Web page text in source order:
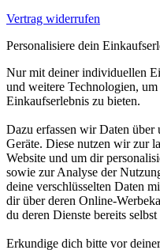
Vertrag widerrufen
Personalisiere dein
Nur mit deiner individuellen
und weitere Technologien,
Einkaufserlebnis zu bieten.
Dazu erfassen wir Daten über
Geräte. Diese nutzen wir zur
Website und um dir
sowie zur Analyse der
deine verschlüsselten Daten
dir über deren Online-
du deren Dienste bereits selbst
Erkundige dich bitte vor